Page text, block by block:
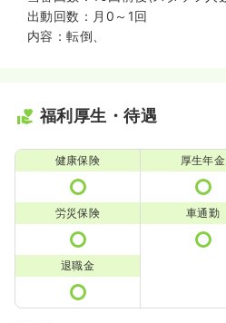
出動回数：月0～1回
内容：転倒、
福利厚生・待遇
健康保険 厚生年金
労災保険 車通勤
退職金